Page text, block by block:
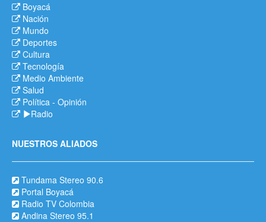
Boyacá
Nación
Mundo
Deportes
Cultura
Tecnología
Medio Ambiente
Salud
Política - Opinión
Radio
NUESTROS ALIADOS
Tundama Stereo 90.6
Portal Boyacá
Radio TV Colombia
Andina Stereo 95.1